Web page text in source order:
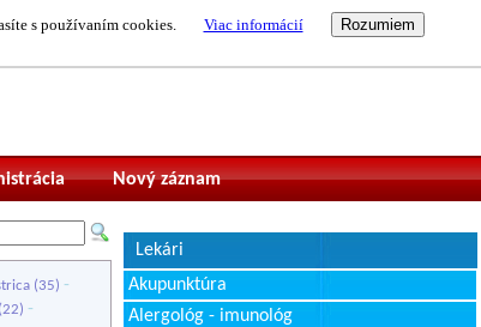
s používaním cookies. Viac informácií
Nový záznam
(35) -
(22) -
Lekári
Akupunktúra
Alergológ - imunológ